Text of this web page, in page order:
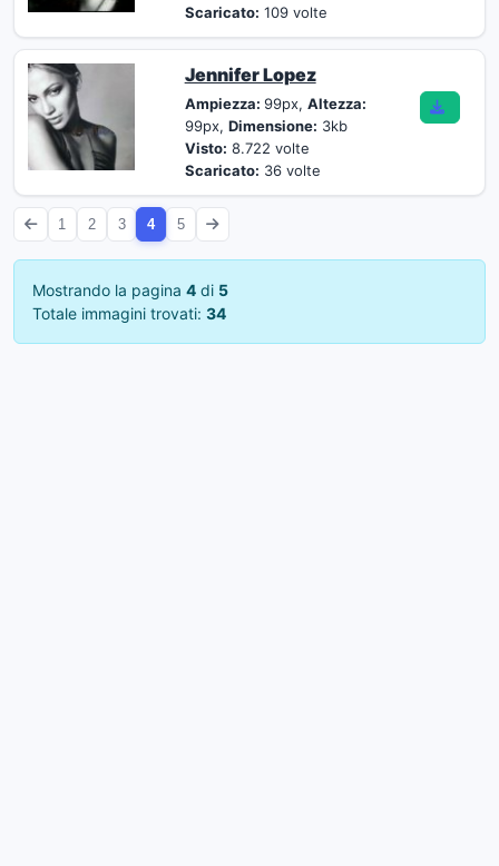
Scaricato: 109 volte
Jennifer Lopez
Ampiezza: 99px, Altezza:
99px, Dimensione: 3kb
Visto: 8.722 volte
Scaricato: 36 volte
1 2 3 4 5
Mostrando la pagina 4 di 5
Totale immagini trovati: 34